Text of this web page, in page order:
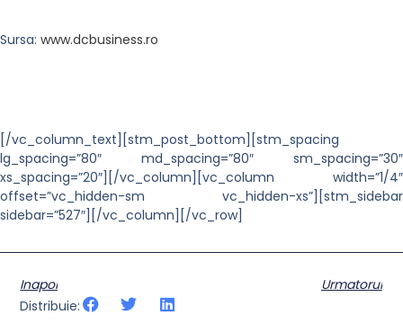
Sursa: www.dcbusiness.ro
[/vc_column_text][stm_post_bottom][stm_spacing
lg_spacing=”80″ md_spacing=”80″ sm_spacing=”30″
xs_spacing=”20″][/vc_column][vc_column width=”1/4″
offset=”vc_hidden-sm vc_hidden-xs”][stm_sidebar
sidebar=”527″][/vc_column][/vc_row]
Inapoi
Urmatorul
Distribuie: